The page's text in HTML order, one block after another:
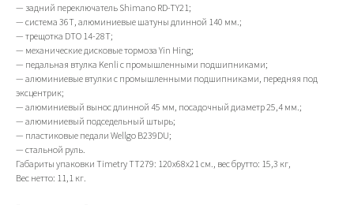
— задний переключатель Shimano RD-TY21;
— система 36Т, алюминиевые шатуны длинной 140 мм.;
— трещотка DTO 14-28T;
— механические дисковые тормоза Yin Hing;
— педальная втулка Kenli c промышленными подшипниками;
— алюминиевые втулки с промышленными подшипниками, передняя под
эксцентрик;
— алюминиевый вынос длинной 45 мм, посадочный диаметр 25,4 мм.;
— алюминиевый подседельный штырь;
— пластиковые педали Wellgo B239DU;
— стальной руль.
Габариты упаковки Timetry TT279: 120х68х21 см., вес брутто: 15,3 кг,
Вес нетто: 11,1 кг.